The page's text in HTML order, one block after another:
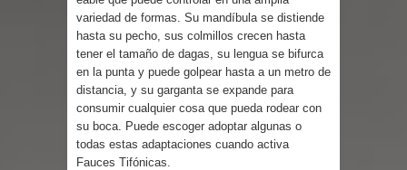
Parte 03: Reflexiones
variedad de formas. Su mandíbula se distiende
hasta su pecho, sus colmillos crecen hasta
tener el tamaño de dagas, su lengua se bifurca
en la punta y puede golpear hasta a un metro de
distancia, y su garganta se expande para
consumir cualquier cosa que pueda rodear con
su boca. Puede escoger adoptar algunas o
todas estas adaptaciones cuando activa
Fauces Tifónicas.